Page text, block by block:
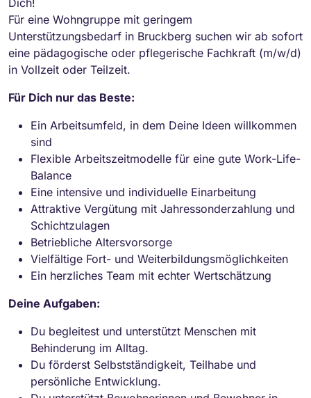
Für eine Wohngruppe mit geringem
Unterstützungsbedarf in Bruckberg suchen wir ab sofort
eine pädagogische oder pflegerische Fachkraft (m/w/d)
in Vollzeit oder Teilzeit.
Für Dich nur das Beste:
Ein Arbeitsumfeld, in dem Deine Ideen willkommen
sind
Flexible Arbeitszeitmodelle für eine gute Work-Life-
Balance
Eine intensive und individuelle Einarbeitung
Attraktive Vergütung mit Jahressonderzahlung und
Schichtzulagen
Betriebliche Altersvorsorge
Vielfältige Fort- und Weiterbildungsmöglichkeiten
Ein herzliches Team mit echter Wertschätzung
Deine Aufgaben:
Du begleitest und unterstützt Menschen mit
Behinderung im Alltag.
Du förderst Selbstständigkeit, Teilhabe und
persönliche Entwicklung.